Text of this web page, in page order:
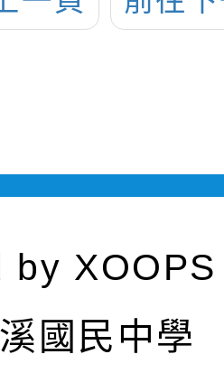
by XOOPS
國民中學